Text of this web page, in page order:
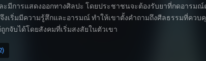
มีการแสดงออกทางศิลปะ โดยประชาชนจะต้องรับยาที่กดอารมณ์
งเริ่มมีความรู้สึกและอารมณ์ ทำให้เขาตั้งคำถามถึงศีลธรรมที่ควบ
กจับได้โดยสังคมที่เริ่มสงสัยในตัวเขา